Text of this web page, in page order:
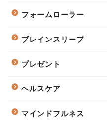
フォームローラー
ブレインスリープ
プレゼント
ヘルスケア
マインドフルネス